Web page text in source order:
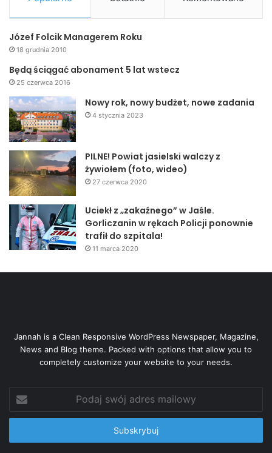
Józef Folcik Managerem Roku
18 grudnia 2010
Będą ściągać abonament 5 lat wstecz
25 czerwca 2016
Nowy rok, nowy budżet, nowe zadania
4 stycznia 2023
PILNE! Powiat jasielski walczy z
żywiołem (foto, wideo)
27 czerwca 2020
Uciekł z „zakaźnego” w Jaśle.
Gorliczanin w rękach Policji ponownie
trafił do szpitala!
11 marca 2020
Jannah is a Clean Responsive WordPress Newspaper, Magazine,
News and Blog theme. Packed with options that allow you to
completely customize your website to your needs.
swój
adres